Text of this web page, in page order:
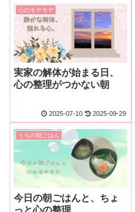
心のモヤモヤ
実家の解体が始まる日、
心の整理がつかない朝
2025-07-10 2025-09-29
うちの朝ごはん
今日の朝ごはんと、ちょ
っと心の整理